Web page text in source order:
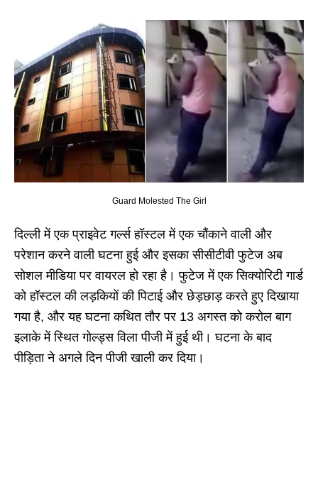
Guard Molested The Girl
दिल्ली में एक प्राइवेट गर्ल्स हॉस्टल में एक चौंकाने वाली और
परेशान करने वाली घटना हुई और इसका सीसीटीवी फुटेज अब
सोशल मीडिया पर वायरल हो रहा है। फुटेज में एक सिक्योरिटी गार्ड
को हॉस्टल की लड़कियों की पिटाई और छेड़छाड़ करते हुए दिखाया
गया है, और यह घटना कथित तौर पर 13 अगस्त को करोल बाग
इलाके में स्थित गोल्ड्स विला पीजी में हुई थी। घटना के बाद
पीड़िता ने अगले दिन पीजी खाली कर दिया।